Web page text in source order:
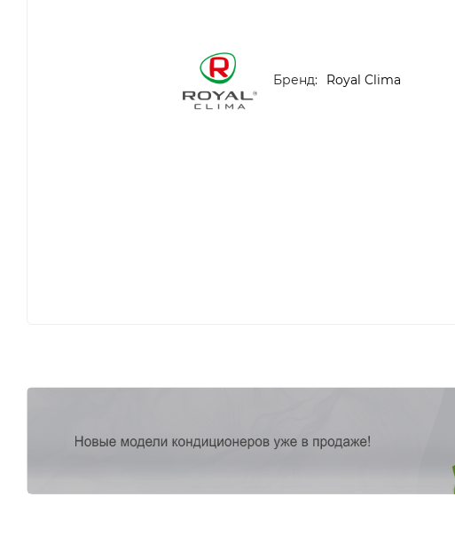
Бренд: Royal Clima